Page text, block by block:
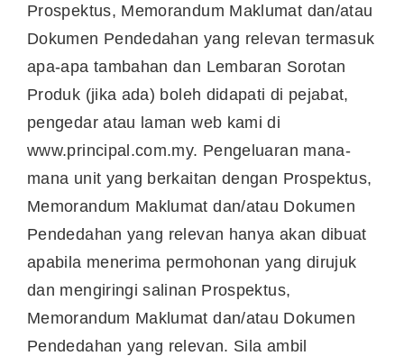
Prospektus, Memorandum Maklumat dan/atau
Dokumen Pendedahan yang relevan termasuk
apa-apa tambahan dan Lembaran Sorotan
Produk (jika ada) boleh didapati di pejabat,
pengedar atau laman web kami di
www.principal.com.my. Pengeluaran mana-
mana unit yang berkaitan dengan Prospektus,
Memorandum Maklumat dan/atau Dokumen
Pendedahan yang relevan hanya akan dibuat
apabila menerima permohonan yang dirujuk
dan mengiringi salinan Prospektus,
Memorandum Maklumat dan/atau Dokumen
Pendedahan yang relevan. Sila ambil